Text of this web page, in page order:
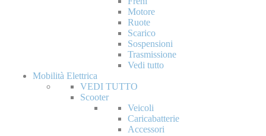
Motore
Ruote
Scarico
Sospensioni
Trasmissione
Vedi tutto
Mobilità Elettrica
VEDI TUTTO
Scooter
Veicoli
Caricabatterie
Accessori